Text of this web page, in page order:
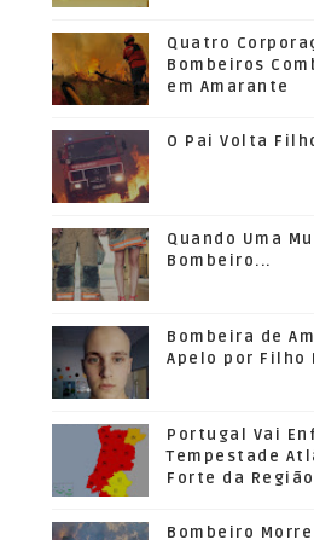
Quatro
Bombeiros
em Amarante
O Pai Volta
Quando Uma
Bombeiro...
Bombeira de
Apelo por Filho
Portugal Vai
Tempestade
Forte da
Bombeiro